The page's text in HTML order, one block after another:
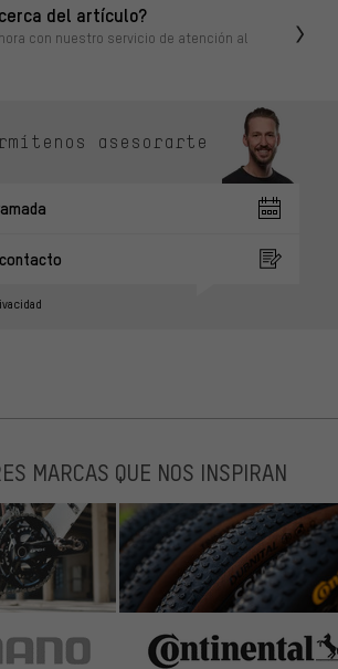
del artículo?
con nuestro servicio de atención al
asesorarte
MARCAS QUE NOS INSPIRAN